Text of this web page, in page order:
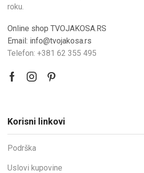
roku.
Online shop TVOJAKOSA.RS
Email: info@tvojakosa.rs
Telefon: +381 62 355 495
Korisni linkovi
Podrška
Uslovi kupovine